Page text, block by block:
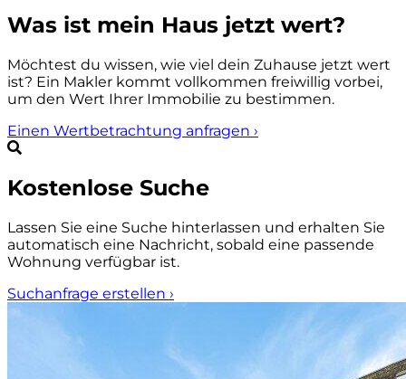
Was ist mein Haus jetzt wert?
Möchtest du wissen, wie viel dein Zuhause jetzt wert
ist? Ein Makler kommt vollkommen freiwillig vorbei,
um den Wert Ihrer Immobilie zu bestimmen.
Einen Wertbetrachtung anfragen ›
Kostenlose Suche
Lassen Sie eine Suche hinterlassen und erhalten Sie
automatisch eine Nachricht, sobald eine passende
Wohnung verfügbar ist.
Suchanfrage erstellen ›